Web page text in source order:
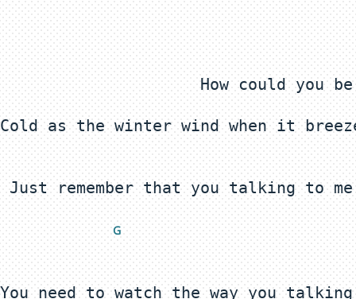
Cold as the winter wind when it
G
You need to watch the way you